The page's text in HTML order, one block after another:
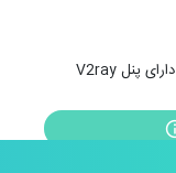
دارای پنل V2ray